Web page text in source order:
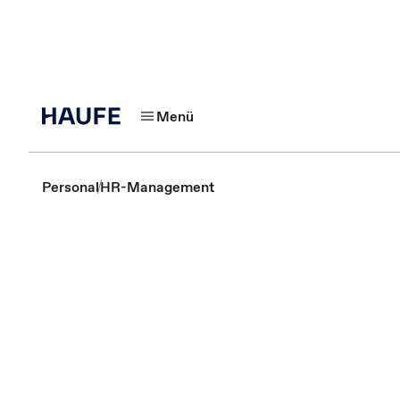
Menü
PersonalHR-Management